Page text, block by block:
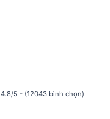
4.8/5 - (12043 bình chọn)